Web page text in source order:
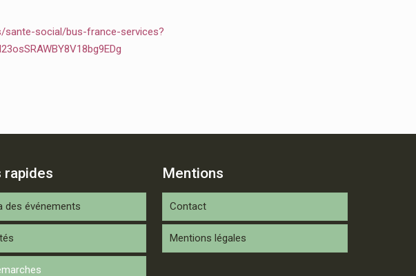
sante-social/bus-france-services?
rapides
des événements
Mentions
Contact
Mentions légales